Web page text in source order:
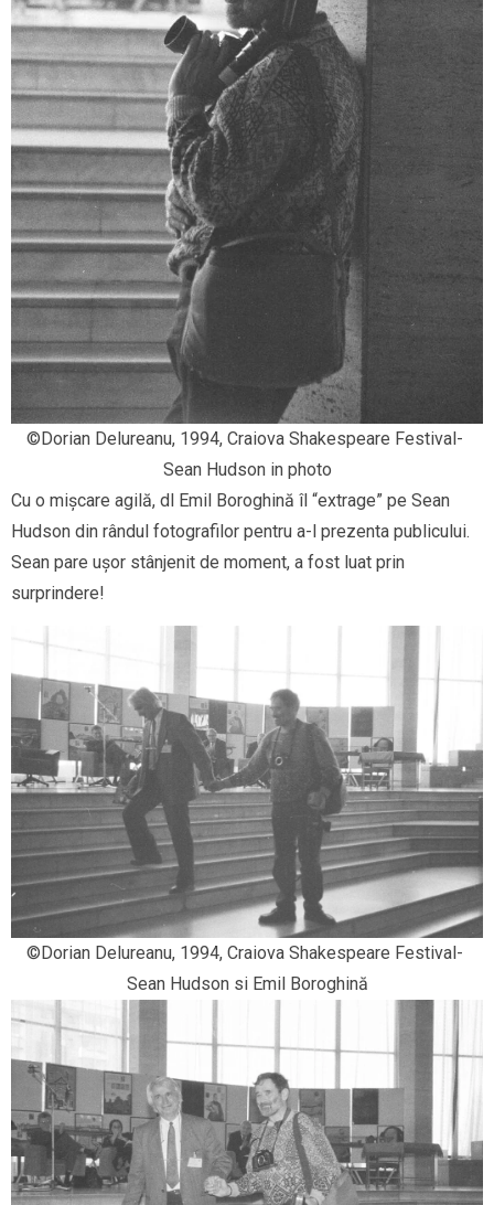
©Dorian Delureanu, 1994, Craiova Shakespeare Festival-
Sean Hudson in photo
Cu o mișcare agilă, dl Emil Boroghină îl “extrage” pe Sean
Hudson din rândul fotografilor pentru a-l prezenta publicului.
Sean pare ușor stânjenit de moment, a fost luat prin
surprindere!
©Dorian Delureanu, 1994, Craiova Shakespeare Festival-
Sean Hudson si Emil Boroghină